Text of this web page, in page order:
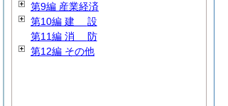
第9編 産業経済
第10編 建 設
第11編 消 防
第12編 その他